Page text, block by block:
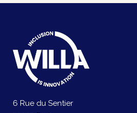
6 Rue du Sentier